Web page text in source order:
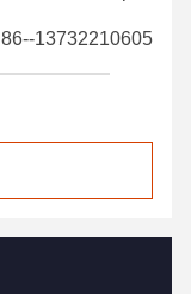
86--13732210605